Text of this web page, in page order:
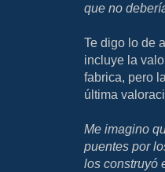
que no
Te digo lo de
incluye la
fabrica, pero
última
Me imagino
puentes por
los construyó